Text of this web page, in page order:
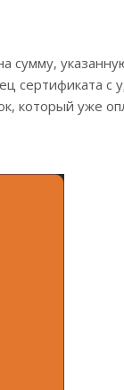
сумму,
с
который уже